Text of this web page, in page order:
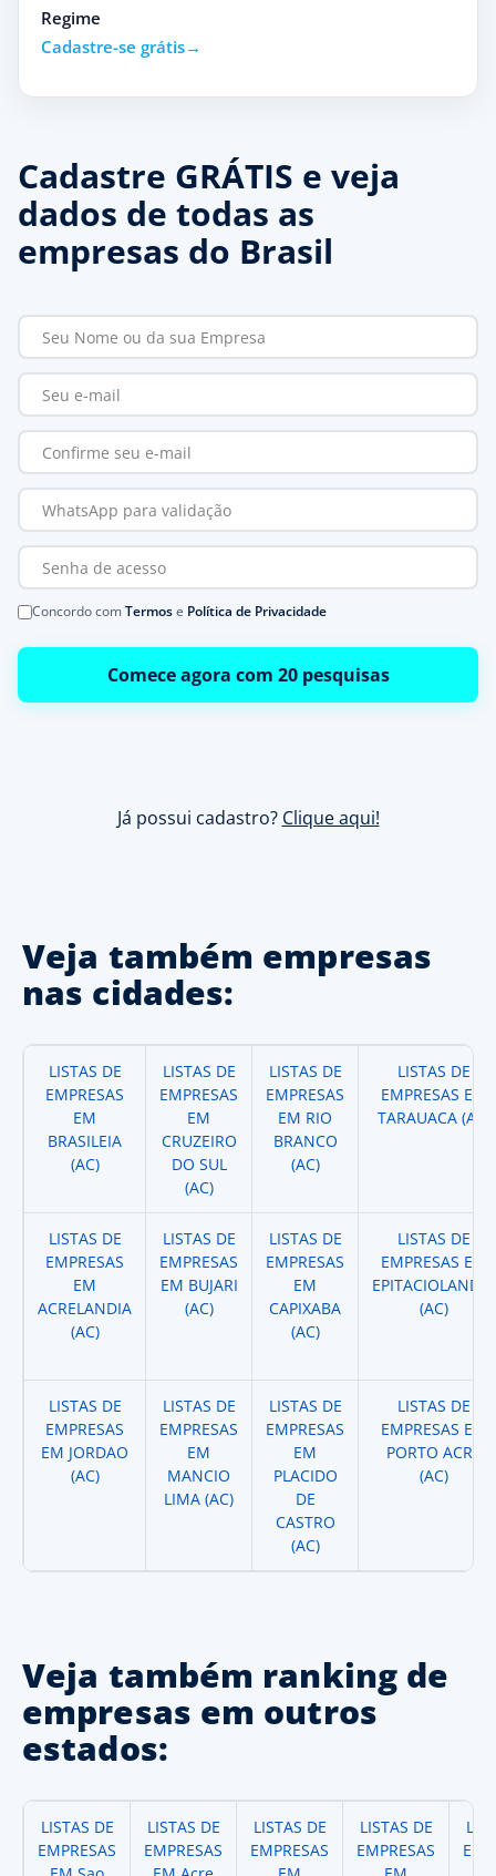
Regime
Cadastre-se grátis
Cadastre GRÁTIS e veja
dados de todas as
empresas do Brasil
Concordo comTermose Política de Privacidade
Comece agora com 20 pesquisas
Já possui cadastro? Clique aqui!
Veja também empresas
nas cidades:
LISTAS DE
EMPRESAS
EM
BRASILEIA
(AC)
LISTAS DE
EMPRESAS
EM
CRUZEIRO
DO SUL
(AC)
LISTAS DE
EMPRESAS
EM RIO
BRANCO
(AC)
LISTAS DE
EMPRESAS EM
TARAUACA (AC)
LISTAS DE
EMPRESAS
EM
ACRELANDIA
(AC)
LISTAS DE
EMPRESAS
EM BUJARI
(AC)
LISTAS DE
EMPRESAS
EM
CAPIXABA
(AC)
LISTAS DE
EMPRESAS EM
EPITACIOLANDIA
(AC)
LISTAS DE
EMPRESAS
EM JORDAO
(AC)
LISTAS DE
EMPRESAS
EM
MANCIO
LIMA (AC)
LISTAS DE
EMPRESAS
EM
PLACIDO
DE
CASTRO
(AC)
LISTAS DE
EMPRESAS EM
PORTO ACRE
(AC)
Veja também ranking de
empresas em outros
estados:
LISTAS DE
EMPRESAS
LISTAS DE
EMPRESAS
LISTAS DE
EMPRESAS
LISTAS DE
EMPRESAS